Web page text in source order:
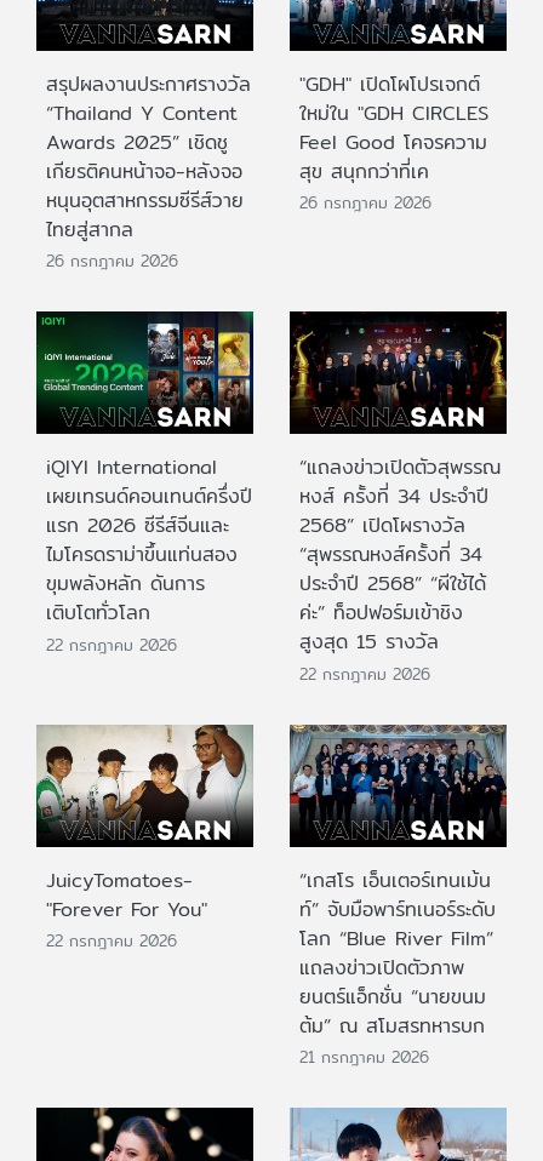
สรุปผลงานประกาศรางวัล
“Thailand Y Content
Awards 2025” เชิดชู
เกียรติคนหน้าจอ-หลังจอ
หนุนอุตสาหกรรมซีรีส์วาย
ไทยสู่สากล
26 กรกฎาคม 2026
"GDH" เปิดโผโปรเจกต์
ใหม่ใน "GDH CIRCLES
Feel Good โคจรความ
สุข สนุกกว่าที่เค
26 กรกฎาคม 2026
iQIYI International
เผยเทรนด์คอนเทนต์ครึ่งปี
แรก 2026 ซีรีส์จีนและ
ไมโครดราม่าขึ้นแท่นสอง
ขุมพลังหลัก ดันการ
เติบโตทั่วโลก
22 กรกฎาคม 2026
“แถลงข่าวเปิดตัวสุพรรณ
หงส์ ครั้งที่ 34 ประจำปี
2568” เปิดโผรางวัล
“สุพรรณหงส์ครั้งที่ 34
ประจำปี 2568” “ผีใช้ได้
ค่ะ” ท็อปฟอร์มเข้าชิง
สูงสุด 15 รางวัล
22 กรกฎาคม 2026
JuicyTomatoes-
"Forever For You"
22 กรกฎาคม 2026
“เกสโร เอ็นเตอร์เทนเม้น
ท์” จับมือพาร์ทเนอร์ระดับ
โลก “Blue River Film”
แถลงข่าวเปิดตัวภาพ
ยนตร์แอ็กชั่น “นายขนม
ต้ม” ณ สโมสรทหารบก
21 กรกฎาคม 2026